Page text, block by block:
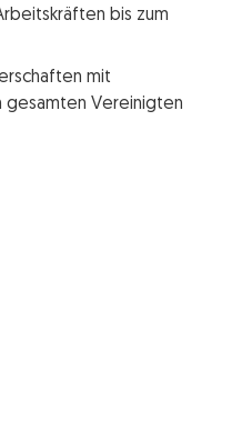
bis zum
mit
gesamten Vereinigten